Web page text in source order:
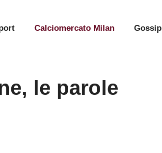
Calciomercato Milan Gossip
le parole